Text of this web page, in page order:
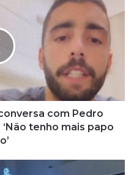
com Pedro
tenho mais papo